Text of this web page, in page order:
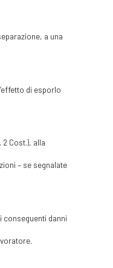
a una
di esporlo
Cost.), alla
– se segnalate
conseguenti danni